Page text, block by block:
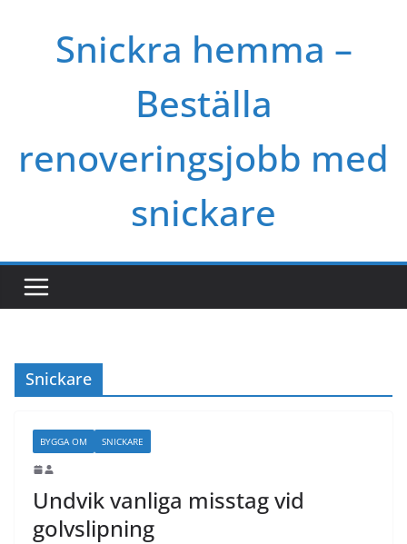
Snickra hemma –
Beställa
renoveringsjobb med
snickare
Snickare
BYGGA OM SNICKARE
Undvik vanliga misstag vid
golvslipning